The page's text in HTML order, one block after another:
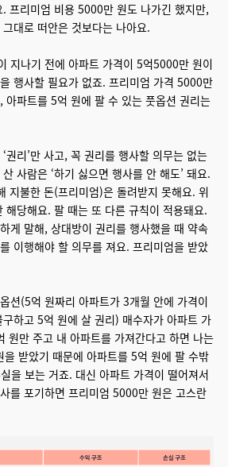
프리미엄 비용 5000만 원도 나가긴 했지만,
대로 떠안은 것보다는 나아요.
지나기 전에 아파트 가격이 5억5000만 원이
행사할 필요가 없죠. 프리미엄 가격 5000만
아파트를 5억 원에 팔 수 있는 풋옵션 권리는
권리’만 사고, 꼭 권리를 행사할 의무는 없는
사람은 ‘하기 싫으면 행사를 안 해도’ 돼요.
지불한 돈(프리미엄)은 돌려받지 못해요. 위
해당해요. 팔 때는 또 다른 규칙이 적용돼요.
게 말해, 상대방이 권리를 행사했을 때 약속
이행해야 할 의무를 져요. 프리미엄을 받았
션(5억 원짜리 아파트가 3개월 안에 가격이
하고 5억 원에 살 권리) 매수자가 아파트 가
원만 주고 내 아파트를 가져간다고 하면 나는
받았기 때문에 아파트를 5억 원에 팔 수밖
을 보는 거죠. 대신 아파트 가격이 떨어져서
를 포기하면 프리미엄 5000만 원은 고스란